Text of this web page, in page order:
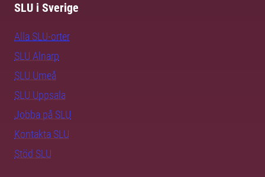
SLU i Sverige
Alla SLU-orter
SLU Alnarp
SLU Umeå
SLU Uppsala
Jobba på SLU
Kontakta SLU
Stöd SLU